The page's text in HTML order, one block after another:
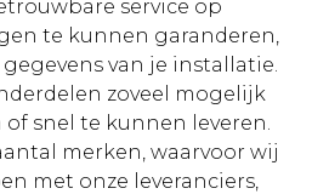
service op
te kunnen garanderen,
van je installatie.
zoveel mogelijk
snel te kunnen leveren.
merken, waarvoor wij
met onze leveranciers,